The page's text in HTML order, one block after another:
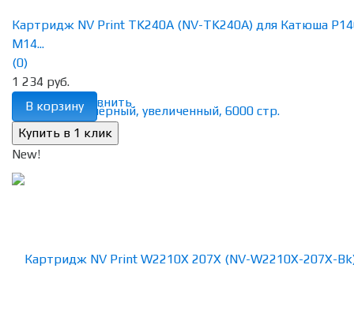
избранное сравнить
Картридж NV Print TK240A (NV-TK240A) для Катюша
M14...
(0)
1 234 руб.
В корзину
New!